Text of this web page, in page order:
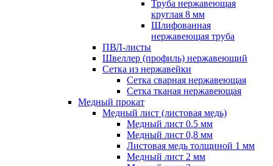
Труба нержавеющая
круглая 8 мм
Шлифованная
нержавеющая труба
ПВЛ-листы
Швеллер (профиль) нержавеющий
Сетка из нержавейки
Сетка сварная нержавеющая
Сетка тканая нержавеющая
Медный прокат
Медный лист (листовая медь)
Медный лист 0.5 мм
Медный лист 0,8 мм
Листовая медь толщиной 1 мм
Медный лист 2 мм